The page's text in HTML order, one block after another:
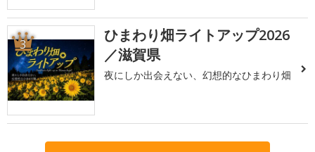
3
ひまわり畑ライトアップ2026
／滋賀県
夜にしか出会えない、幻想的なひまわり畑